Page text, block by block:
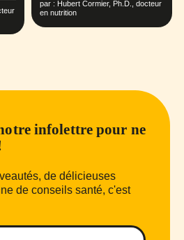
par : Hubert Cormier, Ph.D., docteur
en nutrition
infolettre pour ne
de délicieuses
de conseils santé, c'est